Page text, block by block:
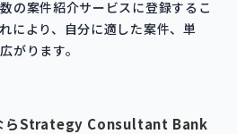
の案件紹介サービスに登録するこ
により、自分に適した案件、単
がります。
らStrategy Consultant Bank